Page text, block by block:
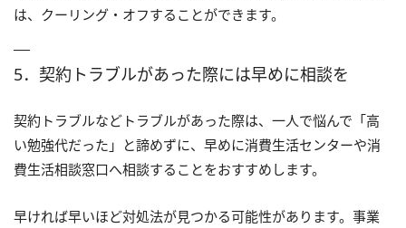
は、クーリング・オフすることができます。
5．契約トラブルがあった際には早めに相談を
契約トラブルなどトラブルがあった際は、一人で悩んで「高
い勉強代だった」と諦めずに、早めに消費生活センターや消
費生活相談窓口へ相談することをおすすめします。
早ければ早いほど対処法が見つかる可能性があります。事業